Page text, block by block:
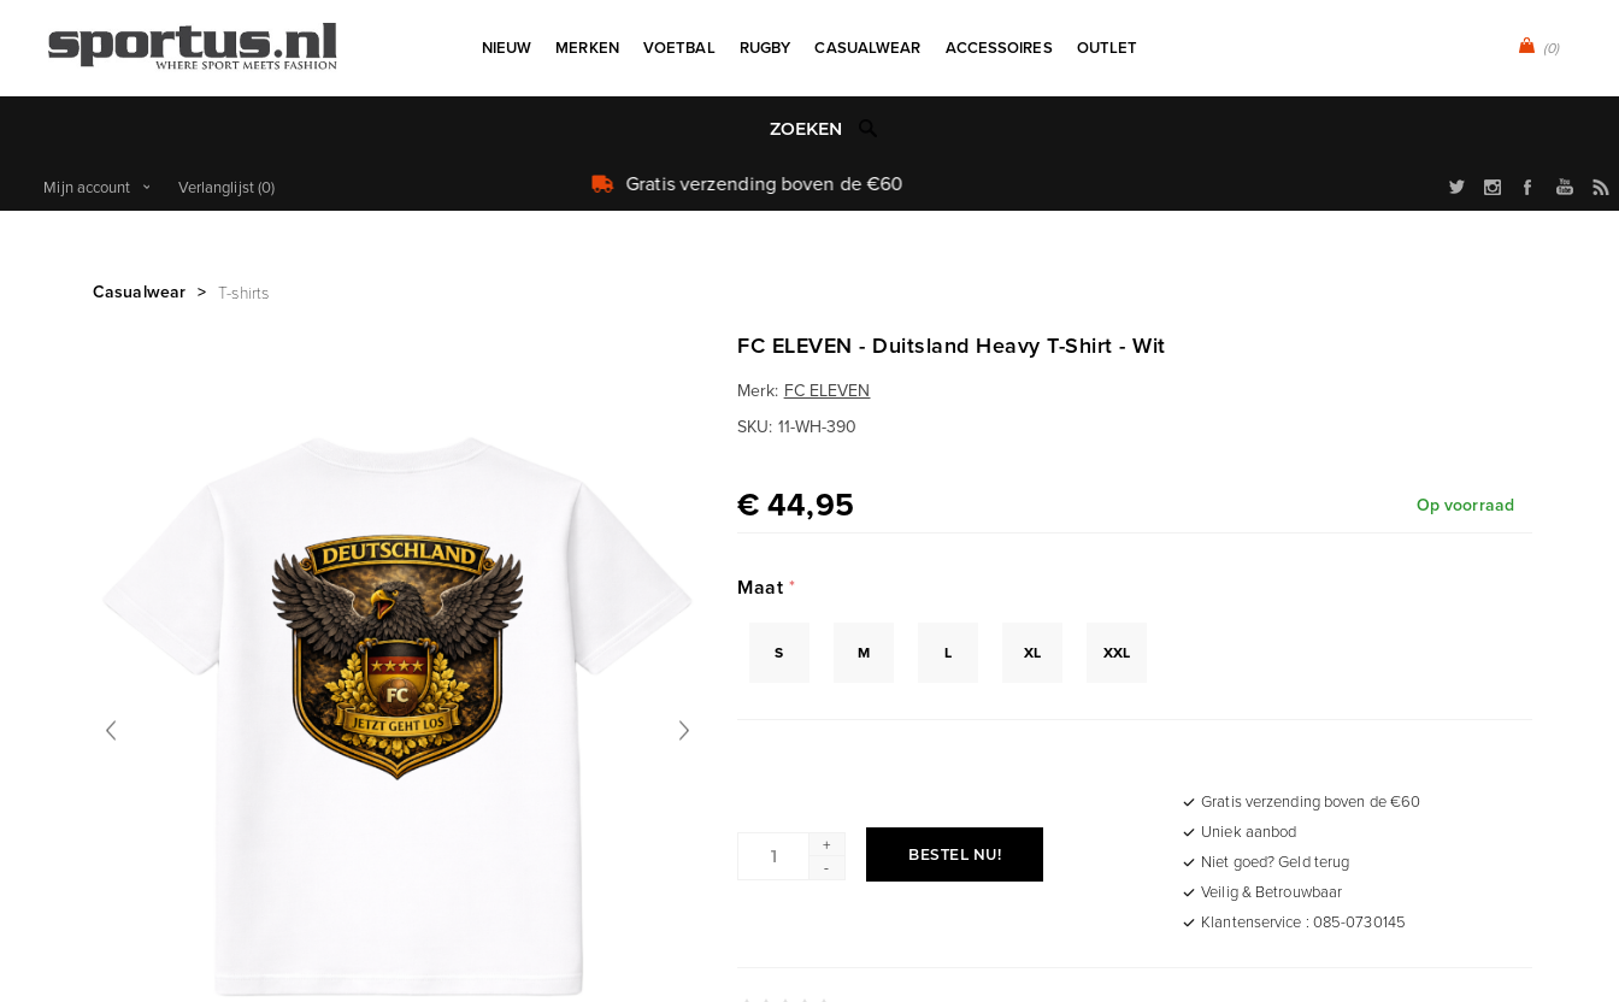
(0)
NIEUW MERKEN VOETBAL RUGBY CASUALWEAR ACCESSOIRES OUTLET
Uniek aanbod
Mijn account Verlanglijst(0)
Casualwear > T-shirts
FC ELEVEN - Duitsland Heavy T-Shirt - Wit
Merk: FC ELEVEN
SKU: 11-WH-390
€ 44,95 Op voorraad
Maat *
S M L XL XXL
+
-
BESTEL NU!
Gratis verzending boven de €60
Uniek aanbod
Niet goed? Geld terug
Veilig & Betrouwbaar
Klantenservice : 085-0730145